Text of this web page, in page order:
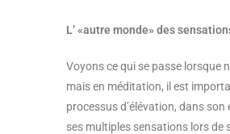
L’ «autre monde» des
Voyons ce qui se passe lorsque
mais en méditation, il est
processus d’élévation, dans
ses multiples sensations lors de